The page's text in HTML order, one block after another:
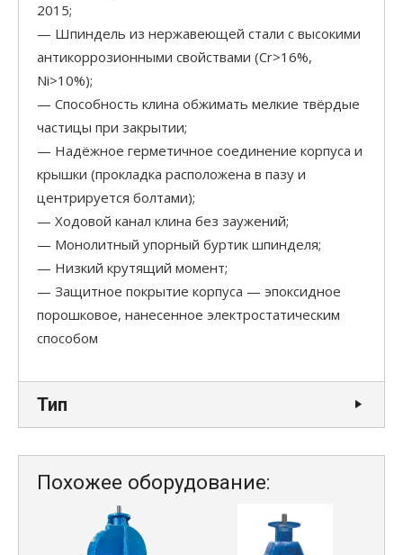
2015;
— Шпиндель из нержавеющей стали с высокими
антикоррозионными свойствами (Cr>16%,
Ni>10%);
— Способность клина обжимать мелкие твёрдые
частицы при закрытии;
— Надёжное герметичное соединение корпуса и
крышки (прокладка расположена в пазу и
центрируется болтами);
— Ходовой канал клина без заужений;
— Монолитный упорный буртик шпинделя;
— Низкий крутящий момент;
— Защитное покрытие корпуса — эпоксидное
порошковое, нанесенное электростатическим
способом
Тип
Похожее оборудование: